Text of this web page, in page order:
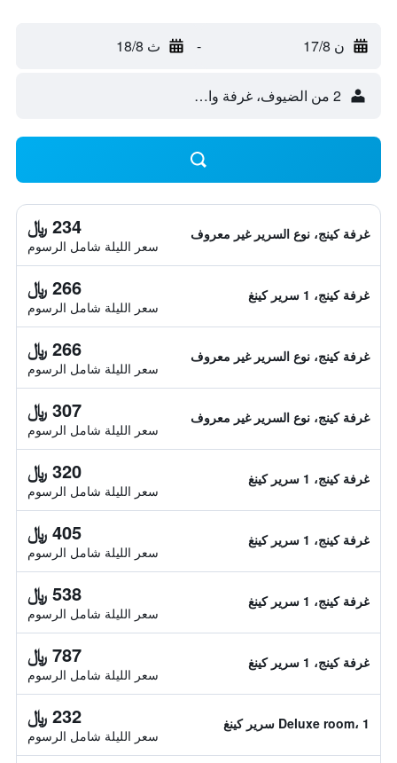
ن 17/8 - ث 18/8
2 من الضيوف، غرفة واحدة
غرفة كينج، نوع السرير غير معروف 234 ﷼
سعر الليلة شامل الرسوم
غرفة كينج، 1 سرير كينغ 266 ﷼
سعر الليلة شامل الرسوم
غرفة كينج، نوع السرير غير معروف 266 ﷼
سعر الليلة شامل الرسوم
غرفة كينج، نوع السرير غير معروف 307 ﷼
سعر الليلة شامل الرسوم
غرفة كينج، 1 سرير كينغ 320 ﷼
سعر الليلة شامل الرسوم
غرفة كينج، 1 سرير كينغ 405 ﷼
سعر الليلة شامل الرسوم
غرفة كينج، 1 سرير كينغ 538 ﷼
سعر الليلة شامل الرسوم
غرفة كينج، 1 سرير كينغ 787 ﷼
سعر الليلة شامل الرسوم
Deluxe room، 1 سرير كينغ 232 ﷼
سعر الليلة شامل الرسوم